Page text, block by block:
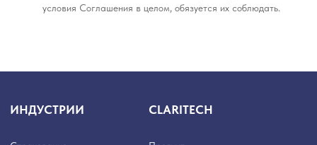
условия Соглашения в целом, обязуется их соблюдать.